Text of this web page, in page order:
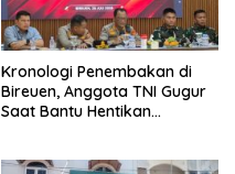
Kronologi Penembakan di
Bireuen, Anggota TNI Gugur
Saat Bantu Hentikan